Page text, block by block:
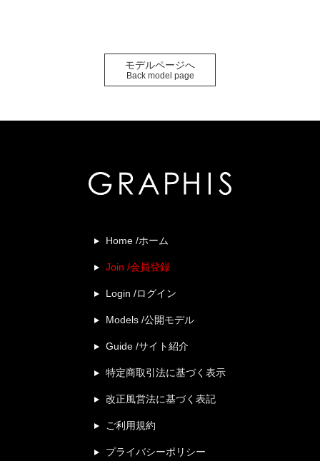
モデルページへ
Back model page
Home /ホーム
Join /会員登録
Login /ログイン
Models /公開モデル
Guide /サイト紹介
特定商取引法に基づく表示
改正風営法に基づく表記
ご利用規約
プライバシーポリシー